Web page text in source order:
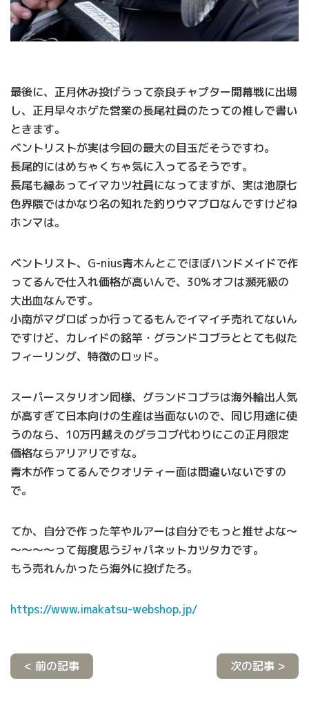
最後に、正月休み投げうって奈良チャプター開幕戦に出場
し、正月早々ホゲた営業の長尾社員のたっての推しで書い
ときます。
ベントリストが実は今回の最大の目玉だそうですわ。
長尾的にはめちゃくちゃ気に入ってるそうです。
長尾も縁あってイマカツ社員になってますが、実は池原七
色界隈ではかなり名の知れた釣りウマプロなんですけどね
ホンマは。
ベントリスト、G-nius青木んとこでほぼハンドメイドで作
ってるんで仕入れ価格が高いんで、30％オフは瀕死級の
大出血なんです。
小南がマグロばっか行ってるもんでイマイチ売れてないん
ですけど、カレイドの銘竿・グランドコブラととても似た
フィーリング、特徴のロッド。
スーパースタリオン同様、グランドコブラは海外輸出人気
が高すぎて日本向けの生産は当面ないので、同じ用途に使
うのなら、10万円越えのグラコブ代わりにこの正月限定
価格ならアリアリですな。
青木が作ってるんでクオリティー面は間違いないですの
で。
てか、自分で作った竿やルアーは自分でもっと推せよな～
～～～～って毎度思うジャパネットカツタカです。
もう売れんかったら海外に投げたろ。
https://www.imakatsu-webshop.jp/
< 前の記事 次の記事 >